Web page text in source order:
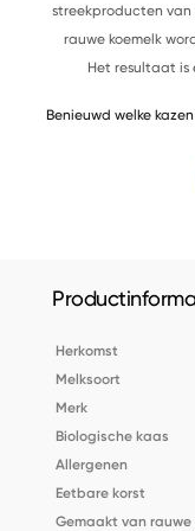
streekproducten van
rauwe koemelk
Het resultaat is
Benieuwd welke
Herkomst
Melksoort
Merk
Biologische kaas
Allergenen
Eetbare korst
Gemaakt van rauwe